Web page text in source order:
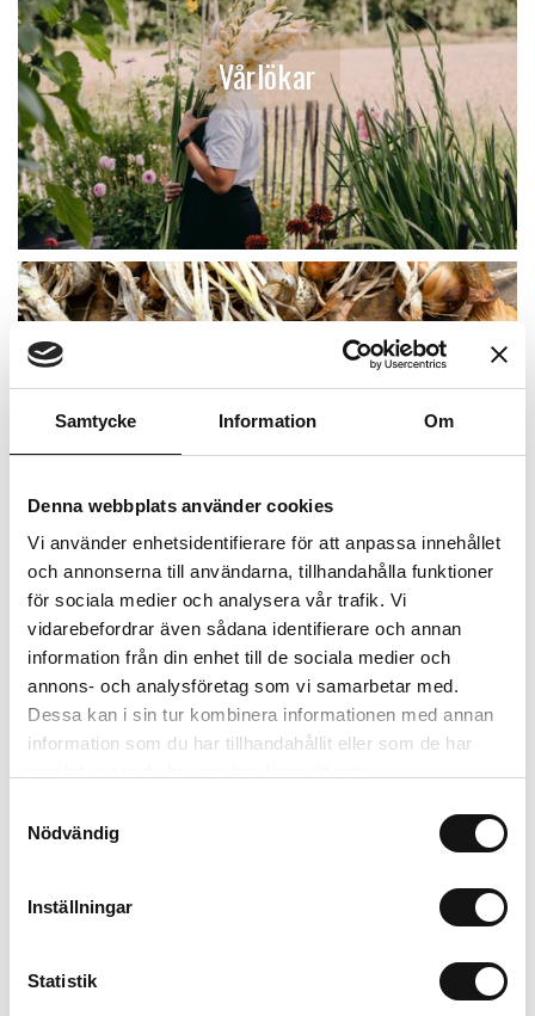
Samtycke Information Om
Denna webbplats använder cookies
Vi använder enhetsidentifierare för att anpassa innehållet
och annonserna till användarna, tillhandahålla funktioner
för sociala medier och analysera vår trafik. Vi
vidarebefordrar även sådana identifierare och annan
information från din enhet till de sociala medier och
annons- och analysföretag som vi samarbetar med.
Dessa kan i sin tur kombinera informationen med annan
information som du har tillhandahållit eller som de har
Nödvändig
Inställningar
Statistik
Vårlökar
Sättlök
Naturligt växtskydd för hela
trädgården
nematoder, feromonfällor och biologiskt